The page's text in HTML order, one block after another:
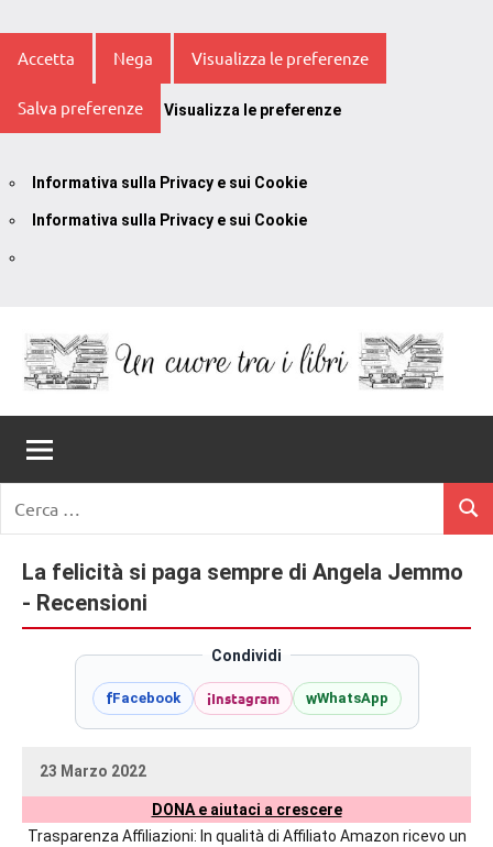
Accetta Nega Visualizza le preferenze
Salva preferenze Visualizza le preferenze
Informativa sulla Privacy e sui Cookie
Informativa sulla Privacy e sui Cookie
contenuto
Un
Cuore
Tra
I
Libri
romanzi
romance
e
non
solo.
Recensioni,
delle
autrici
per:
La felicità si paga sempre di Angela Jemmo
- Recensioni
Condividi
fFacebook iInstagram wWhatsApp
23 Marzo 2022
DONA e aiutaci a crescere
Trasparenza Affiliazioni: In qualità di Affiliato Amazon ricevo un